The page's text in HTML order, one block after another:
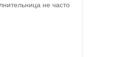
не часто